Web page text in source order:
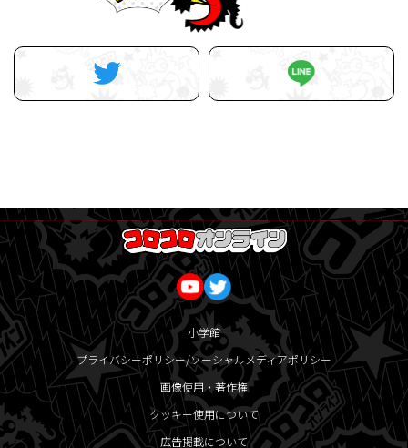
小学館
プライバシーポリシー/ソーシャルメディアポリシー
画像使用・著作権
クッキー使用について
広告掲載について